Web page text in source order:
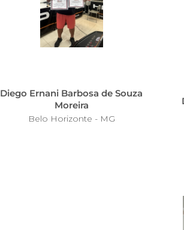
Diego Ernani Barbosa de Souza
Moreira
Belo Horizonte - MG